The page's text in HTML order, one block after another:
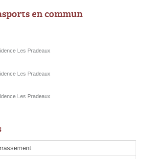
en commun
Les Pradeaux
Les Pradeaux
Les Pradeaux